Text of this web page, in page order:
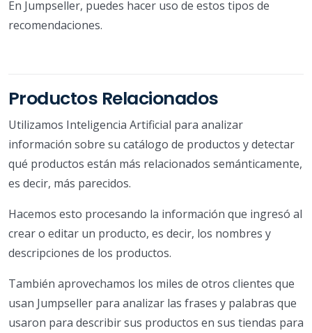
En Jumpseller, puedes hacer uso de estos tipos de
recomendaciones.
Productos Relacionados
Utilizamos Inteligencia Artificial para analizar
información sobre su catálogo de productos y detectar
qué productos están más relacionados semánticamente,
es decir, más parecidos.
Hacemos esto procesando la información que ingresó al
crear o editar un producto, es decir, los nombres y
descripciones de los productos.
También aprovechamos los miles de otros clientes que
usan Jumpseller para analizar las frases y palabras que
usaron para describir sus productos en sus tiendas para